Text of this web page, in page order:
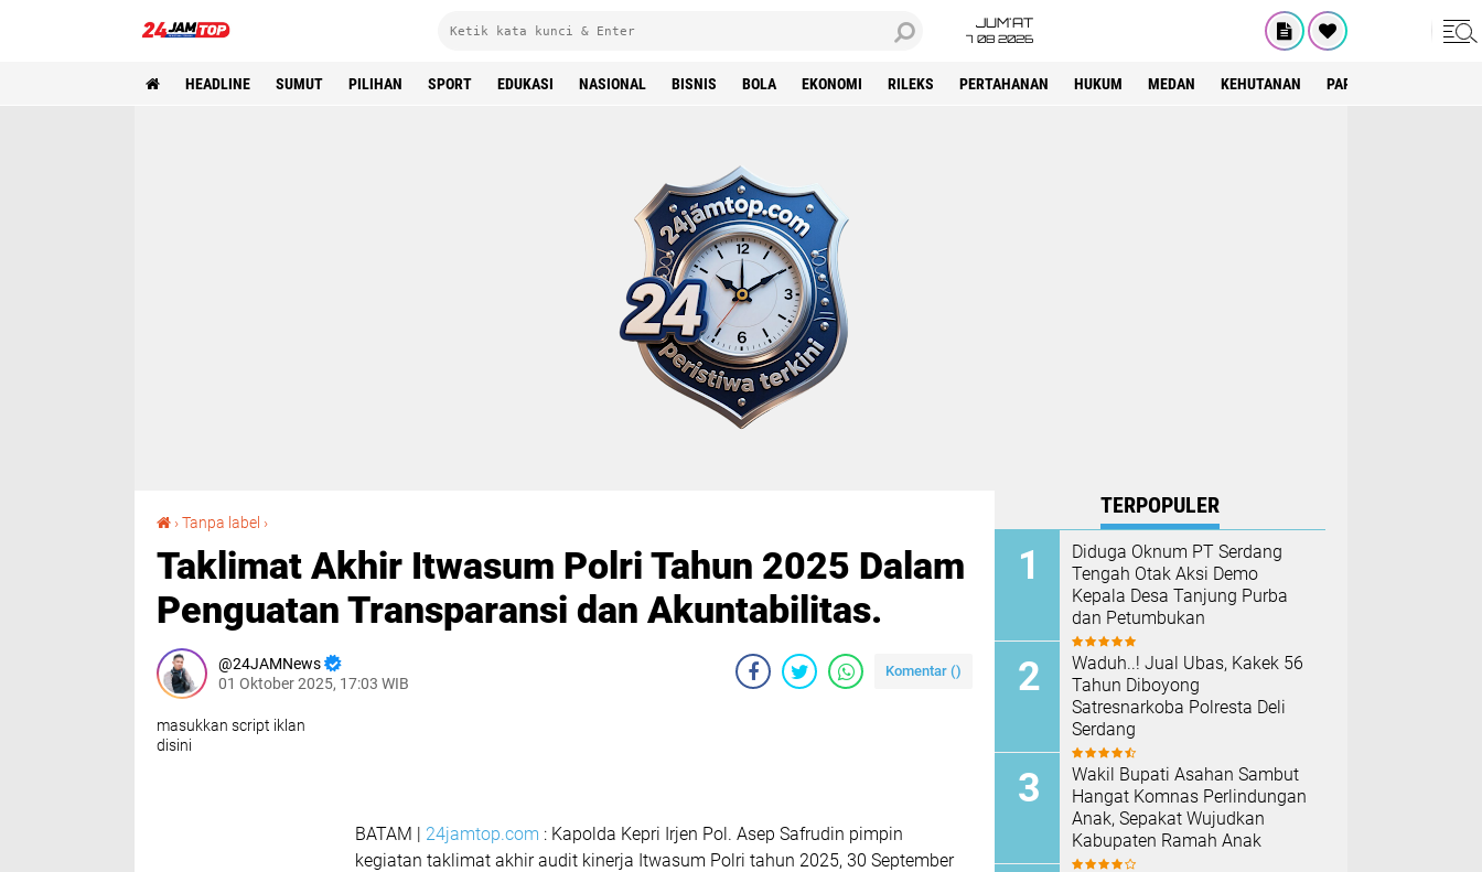
JUM'AT
7 08 2026
HEADLINE SUMUT PILIHAN SPORT EDUKASI NASIONAL BISNIS BOLA EKONOMI RILEKS PERTAHANAN HUKUM MEDAN KEHUTANAN PARIWISATA
›Tanpa label ›
Taklimat Akhir Itwasum Polri Tahun 2025 Dalam
Penguatan Transparansi dan Akuntabilitas.
24JAMNews
01 Oktober 2025, 17:03 WIB
Komentar ()
masukkan script iklan
disini
BATAM | 24jamtop.com : Kapolda Kepri Irjen Pol. Asep Safrudin pimpin
kegiatan taklimat akhir audit kinerja Itwasum Polri tahun 2025, 30 September
TERPOPULER
Diduga Oknum PT Serdang
Tengah Otak Aksi Demo
Kepala Desa Tanjung Purba
dan Petumbukan
Waduh..! Jual Ubas, Kakek 56
Tahun Diboyong
Satresnarkoba Polresta Deli
Serdang
Wakil Bupati Asahan Sambut
Hangat Komnas Perlindungan
Anak, Sepakat Wujudkan
Kabupaten Ramah Anak